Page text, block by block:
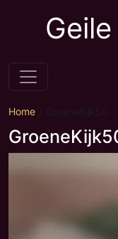
Home